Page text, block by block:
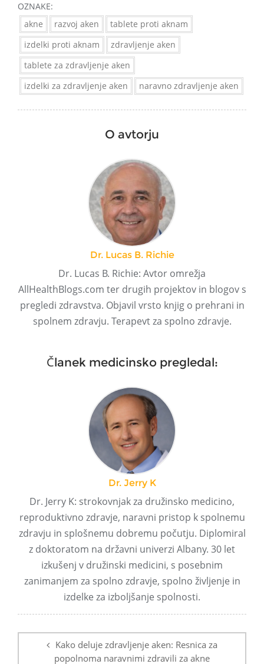
OZNAKE:
akne
razvoj aken
tablete proti aknam
izdelki proti aknam
zdravljenje aken
tablete za zdravljenje aken
izdelki za zdravljenje aken
naravno zdravljenje aken
O avtorju
Dr. Lucas B. Richie
Dr. Lucas B. Richie: Avtor omrežja
AllHealthBlogs.com ter drugih projektov in blogov s
pregledi zdravstva. Objavil vrsto knjig o prehrani in
spolnem zdravju. Terapevt za spolno zdravje.
Članek medicinsko pregledal:
Dr. Jerry K
Dr. Jerry K: strokovnjak za družinsko medicino,
reproduktivno zdravje, naravni pristop k spolnemu
zdravju in splošnemu dobremu počutju. Diplomiral
z doktoratom na državni univerzi Albany. 30 let
izkušenj v družinski medicini, s posebnim
zanimanjem za spolno zdravje, spolno življenje in
izdelke za izboljšanje spolnosti.
po
objaviKako deluje zdravljenje aken: Resnica za
popolnoma naravnimi zdravili za akne